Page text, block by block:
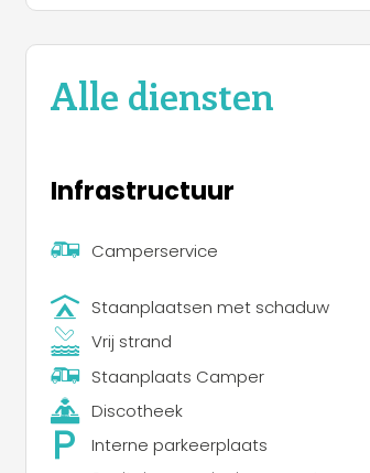
Alle diensten
Infrastructuur
Camperservice
Staanplaatsen met schaduw
Vrij strand
Staanplaats Camper
Discotheek
Interne parkeerplaats